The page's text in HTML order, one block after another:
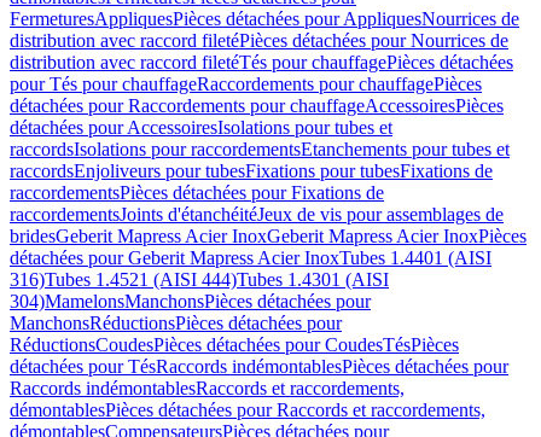
FermeturesAppliquesPièces détachées pour AppliquesNourrices de
distribution avec raccord filetéPièces détachées pour Nourrices de
distribution avec raccord filetéTés pour chauffagePièces détachées
pour Tés pour chauffageRaccordements pour chauffagePièces
détachées pour Raccordements pour chauffageAccessoiresPièces
détachées pour AccessoiresIsolations pour tubes et
raccordsIsolations pour raccordementsEtanchements pour tubes et
raccordsEnjoliveurs pour tubesFixations pour tubesFixations de
raccordementsPièces détachées pour Fixations de
raccordementsJoints d'étanchéitéJeux de vis pour assemblages de
bridesGeberit Mapress Acier InoxGeberit Mapress Acier InoxPièces
détachées pour Geberit Mapress Acier InoxTubes 1.4401 (AISI
316)Tubes 1.4521 (AISI 444)Tubes 1.4301 (AISI
304)MamelonsManchonsPièces détachées pour
ManchonsRéductionsPièces détachées pour
RéductionsCoudesPièces détachées pour CoudesTésPièces
détachées pour TésRaccords indémontablesPièces détachées pour
Raccords indémontablesRaccords et raccordements,
démontablesPièces détachées pour Raccords et raccordements,
démontablesCompensateursPièces détachées pour